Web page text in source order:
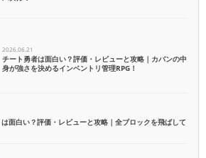
2026.06.21
チート勇者は面白い？評価・レビューと攻略｜カバンの中
身が強さを決めるインベントリ管理RPG！
面白い？評価・レビューと攻略｜全ブロックを飛ばして